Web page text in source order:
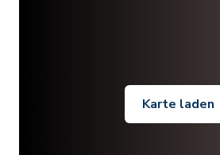
Karte laden